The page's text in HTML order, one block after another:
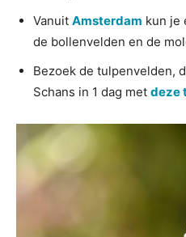
Vanuit Amsterdam kun je
de bollenvelden en de
Bezoek de tulpenvelden,
Schans in 1 dag met deze